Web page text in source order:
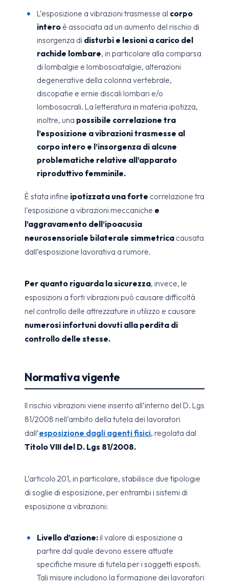
L’esposizione a vibrazioni trasmesse al corpo
intero è associata ad un aumento del rischio di
insorgenza di disturbi e lesioni a carico del
rachide lombare, in particolare alla comparsa
di lombalgie e lombosciatalgie, alterazioni
degenerative della colonna vertebrale,
discopatie e ernie discali lombari e/o
lombosacrali. La letteratura in materia ipotizza,
inoltre, una possibile correlazione tra
l’esposizione a vibrazioni trasmesse al
corpo intero e l’insorgenza di alcune
problematiche relative all’apparato
riproduttivo femminile.
È stata infine ipotizzata una forte correlazione tra
l’esposizione a vibrazioni meccaniche e
l’aggravamento dell’ipoacusia
neurosensoriale bilaterale simmetrica causata
dall’esposizione lavorativa a rumore.
Per quanto riguarda la sicurezza, invece, le
esposizioni a forti vibrazioni può causare difficoltà
nel controllo delle attrezzature in utilizzo e causare
numerosi infortuni dovuti alla perdita di
controllo delle stesse.
Normativa vigente
Il rischio vibrazioni viene inserito all’interno del D. Lgs
81/2008 nell’ambito della tutela dei lavoratori
dall’esposizione dagli agenti fisici, regolata dal
Titolo VIII del D. Lgs 81/2008.
L’articolo 201, in particolare, stabilisce due tipologie
di soglie di esposizione, per entrambi i sistemi di
esposizione a vibrazioni:
Livello d’azione:il valore di esposizione a
partire dal quale devono essere attuate
specifiche misure di tutela per i soggetti esposti.
Tali misure includono la formazione dei lavoratori